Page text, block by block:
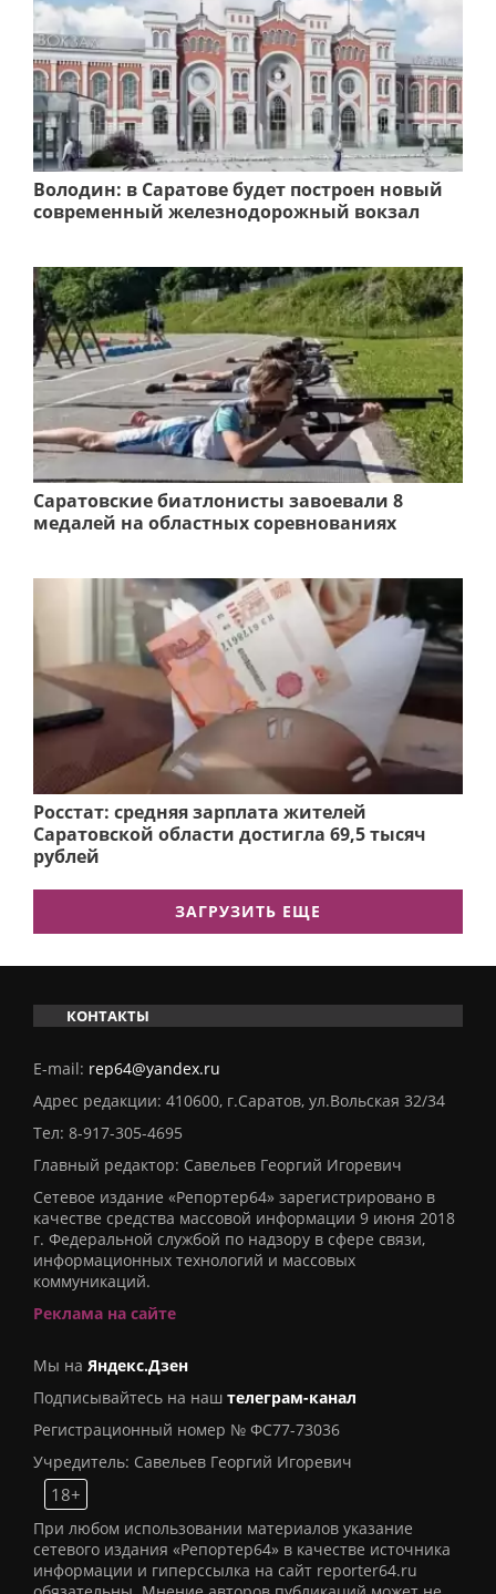
Володин: в Саратове будет построен новый
современный железнодорожный вокзал
Саратовские биатлонисты завоевали 8
медалей на областных соревнованиях
Росстат: средняя зарплата жителей
Саратовской области достигла 69,5 тысяч
рублей
ЗАГРУЗИТЬ ЕЩЕ
КОНТАКТЫ
E-mail: rep64@yandex.ru
Адрес редакции: 410600, г.Саратов, ул.Вольская 32/34
Тел: 8-917-305-4695
Главный редактор: Савельев Георгий Игоревич
Сетевое издание «Репортер64» зарегистрировано в
качестве средства массовой информации 9 июня 2018
г. Федеральной службой по надзору в сфере связи,
информационных технологий и массовых
коммуникаций.
Реклама на сайте
Мы на Яндекс.Дзен
Подписывайтесь на наш телеграм-канал
Регистрационный номер № ФС77-73036
Учредитель: Савельев Георгий Игоревич
18+
При любом использовании материалов указание
сетевого издания «Репортер64» в качестве источника
информации и гиперссылка на сайт reporter64.ru